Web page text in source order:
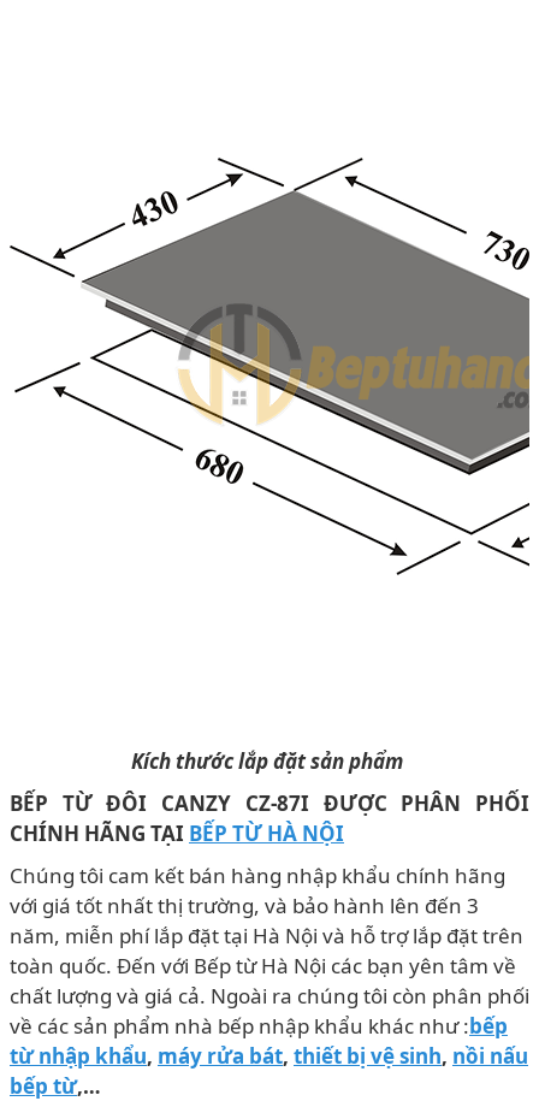
Kích thước lắp đặt sản phẩm
BẾP TỪ ĐÔI CANZY CZ-87I ĐƯỢC PHÂN PHỐI
CHÍNH HÃNG TẠI BẾP TỪ HÀ NỘI
Chúng tôi cam kết bán hàng nhập khẩu chính hãng
với giá tốt nhất thị trường, và bảo hành lên đến 3
năm, miễn phí lắp đặt tại Hà Nội và hỗ trợ lắp đặt trên
toàn quốc. Đến với Bếp từ Hà Nội các bạn yên tâm về
chất lượng và giá cả. Ngoài ra chúng tôi còn phân phối
về các sản phẩm nhà bếp nhập khẩu khác như :bếp
từ nhập khẩu, máy rửa bát, thiết bị vệ sinh, nồi nấu
bếp từ,…